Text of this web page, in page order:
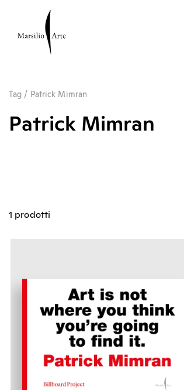
Tag / Patrick Mimran
Patrick Mimran
1 prodotti